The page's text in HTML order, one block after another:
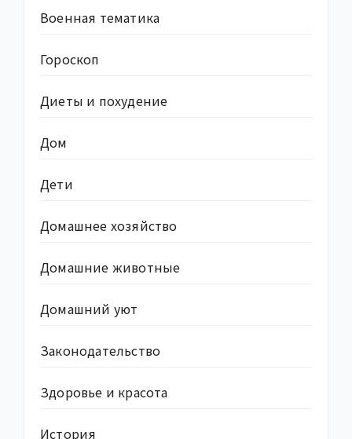
Военная тематика
Гороскоп
Диеты и похудение
Дом
Дети
Домашнее хозяйство
Домашние животные
Домашний уют
Законодательство
Здоровье и красота
История